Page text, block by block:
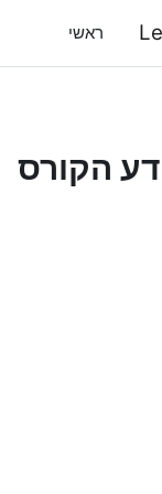
ראשי
הקורס